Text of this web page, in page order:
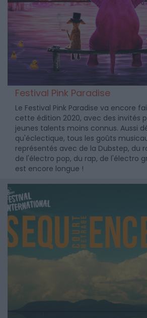
Festival Pink Paradise
Le Festival Pink Paradise va encore
cette édition 2020, avec des invités
jeunes talents moins connus. Aussi
qu'éclectique, tous les goûts
représentés avec de la Dubstep, du
de l'électro pop, du rap, de l'électro
est encore longue !